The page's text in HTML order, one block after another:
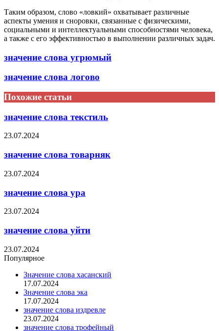
Таким образом, слово «ловкий» охватывает различные
аспекты умения и сноровки, связанные с физическими,
социальными и интеллектуальными способностями человека,
а также с его эффективностью в выполнении различных задач.
значение слова угрюмый
значение слова логово
Похожие статьи
значение слова текстиль
23.07.2024
значение слова товарняк
23.07.2024
значение слова ура
23.07.2024
значение слова уйти
23.07.2024
Популярное
Значение слова хасанский
17.07.2024
Значение слова эка
17.07.2024
значение слова издревле
23.07.2024
значение слова трофейный